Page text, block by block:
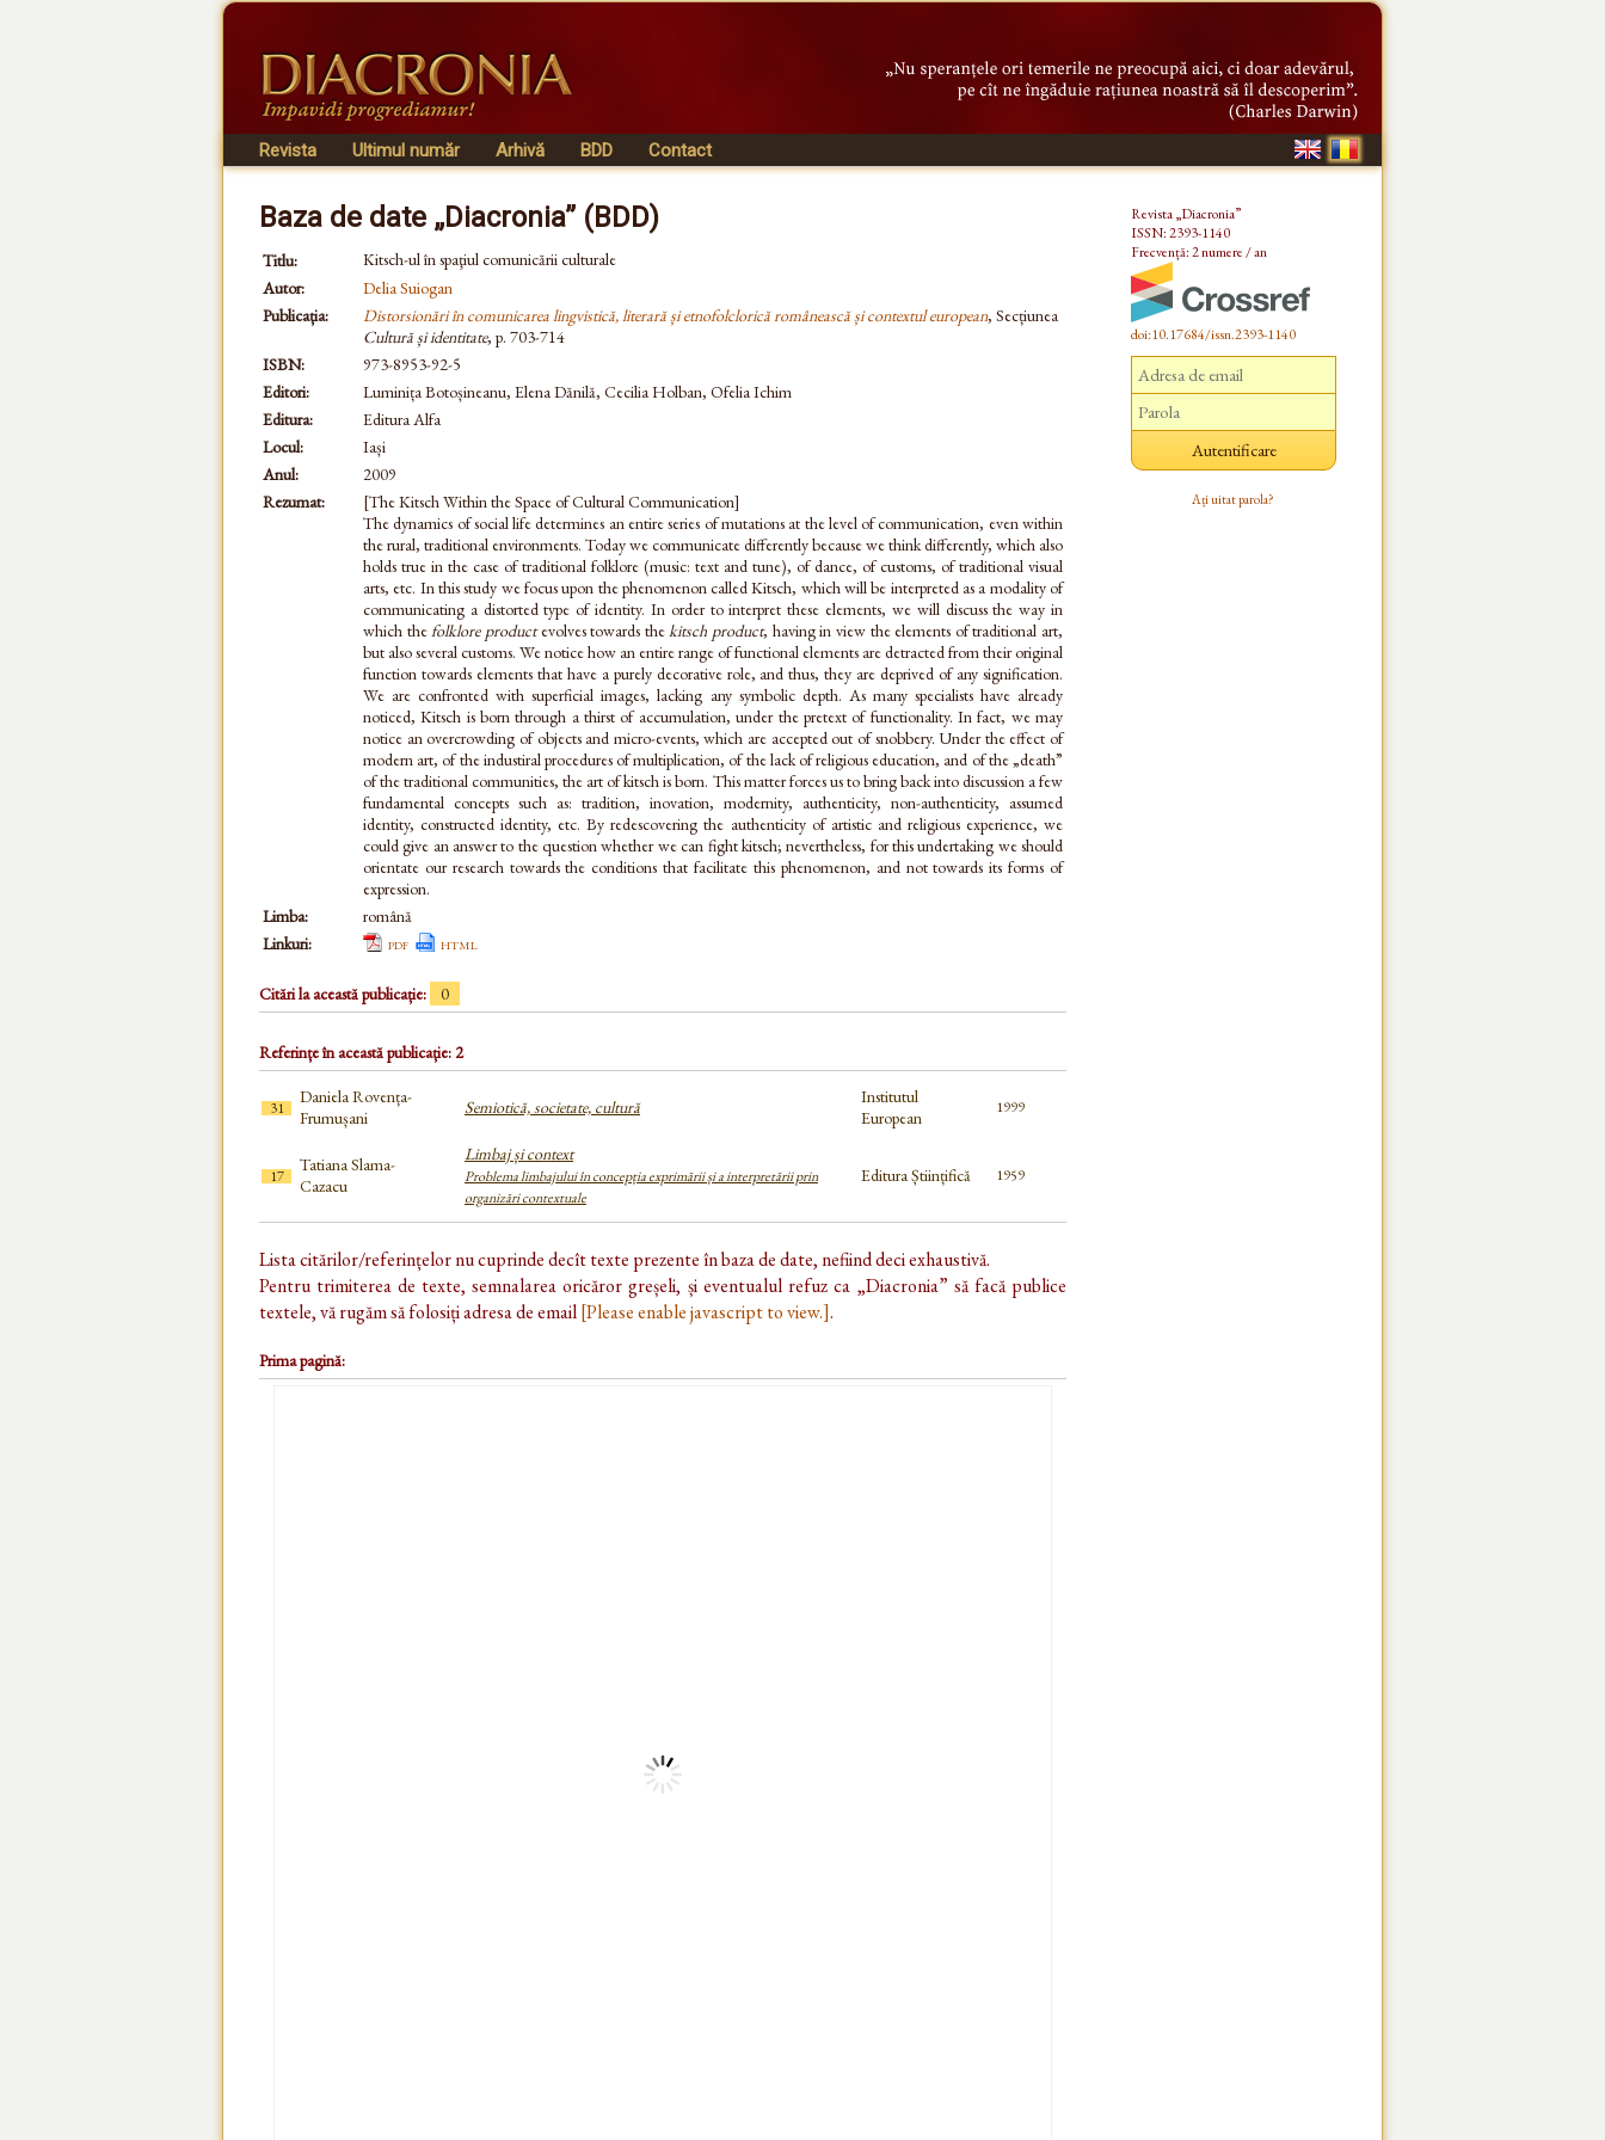
Revista Ultimul număr Arhivă BDD Contact
Baza de date „Diacronia” (BDD)
Titlu:
Kitsch-ul în spaţiul comunicării culturale
Autor:
Delia Suiogan
Publicația:
Distorsionări în comunicarea lingvistică, literară și etnofolclorică românească și contextul european, Secțiunea
Cultură și identitate, p. 703-714
ISBN:
973-8953-92-5
Editori:
Luminița Botoșineanu, Elena Dănilă, Cecilia Holban, Ofelia Ichim
Editura:
Editura Alfa
Locul:
Iași
Anul:
2009
Rezumat:
[The Kitsch Within the Space of Cultural Communication]
The dynamics of social life determines an entire series of mutations at the level of communication, even within
the rural, traditional environments. Today we communicate differently because we think differently, which also
holds true in the case of traditional folklore (music: text and tune), of dance, of customs, of traditional visual
arts, etc. In this study we focus upon the phenomenon called Kitsch, which will be interpreted as a modality of
communicating a distorted type of identity. In order to interpret these elements, we will discuss the way in
which thefolklore productevolves towards thekitsch product, having in view the elements of traditional art,
but also several customs. We notice how an entire range of functional elements are detracted from their original
function towards elements that have a purely decorative role, and thus, they are deprived of any signification.
We are confronted with superficial images, lacking any symbolic depth. As many specialists have already
noticed, Kitsch is born through a thirst of accumulation, under the pretext of functionality. In fact, we may
notice an overcrowding of objects and micro-events, which are accepted out of snobbery. Under the effect of
modern art, of the industiral procedures of multiplication, of the lack of religious education, and of the „death”
of the traditional communities, the art of kitsch is born. This matter forces us to bring back into discussion a few
fundamental concepts such as: tradition, inovation, modernity, authenticity, non-authenticity, assumed
identity, constructed identity, etc. By redescovering the authenticity of artistic and religious experience, we
could give an answer to the question whether we can fight kitsch; nevertheless, for this undertaking we should
orientate our research towards the conditions that facilitate this phenomenon, and not towards its forms of
expression.
Limba:
română
Linkuri:
pdf html
Citări la această publicație: 0
Referințe în această publicație: 2
31
Daniela Rovența-
Frumușani
Semiotică, societate, cultură
Institutul
European
1999
17
Tatiana Slama-
Cazacu
Limbaj și context
Problema limbajului în concepția exprimării și a interpretării prin
organizări contextuale
Editura Științifică 1959
Lista citărilor/referințelor nu cuprinde decît texte prezente în baza de date, nefiind deci exhaustivă.
Pentru trimiterea de texte, semnalarea oricăror greșeli, și eventualul refuz ca „Diacronia” să facă publice
textele, vă rugăm să folosiți adresa de email[Please enable javascript to view.].
Prima pagină:
Revista „Diacronia”
ISSN: 2393-1140
Frecvență: 2 numere / an
doi:10.17684/issn.2393-1140
Ați uitat parola?